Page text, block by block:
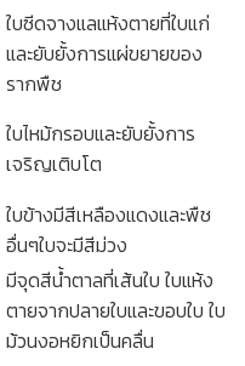
ใบซีดจางแลแห้งตายที่ใบแก่
และยับยั้งการแผ่ขยายของ
รากพืช
ใบไหม้กรอบและยับยั้งการ
เจริญเติบโต
ใบข้างมีสีเหลืองแดงและพืช
อื่นๆใบจะมีสีม่วง
มีจุดสีน้ำตาลที่เส้นใบ ใบแห้ง
ตายจากปลายใบและขอบใบ ใบ
ม้วนงอหยิกเป็นคลื่น